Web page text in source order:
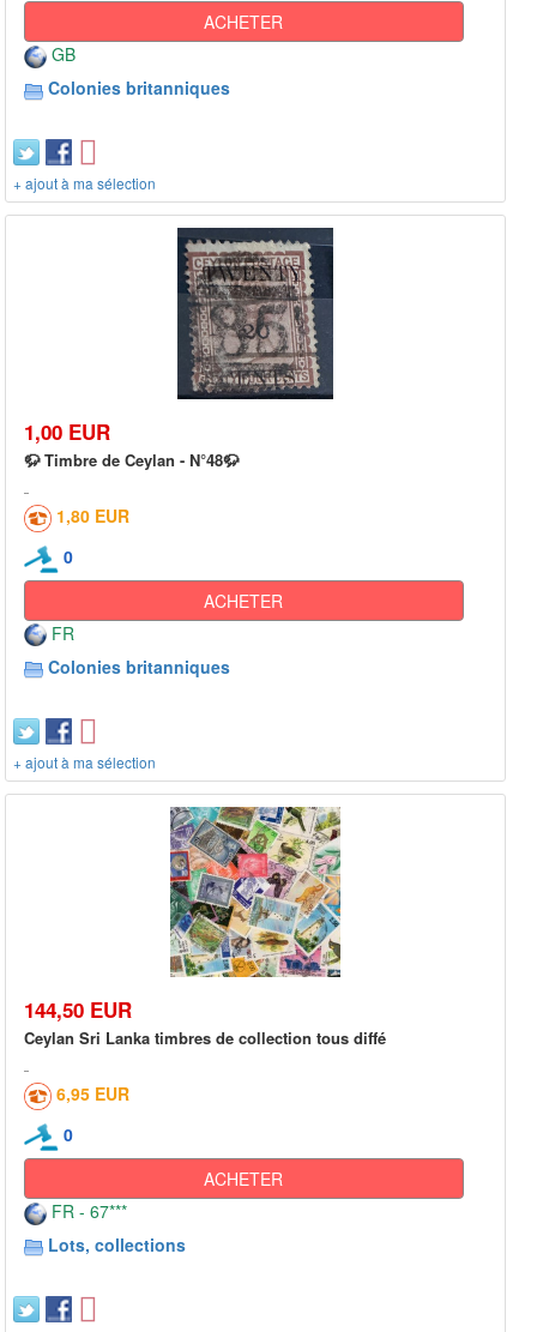
ACHETER
GB
Colonies britanniques
+ ajout à ma sélection
1,00 EUR
🦬 Timbre de Ceylan - N°48🦬
1,80 EUR
0
ACHETER
FR
Colonies britanniques
+ ajout à ma sélection
144,50 EUR
Ceylan Sri Lanka timbres de collection tous diffé
6,95 EUR
0
ACHETER
FR - 67***
Lots, collections